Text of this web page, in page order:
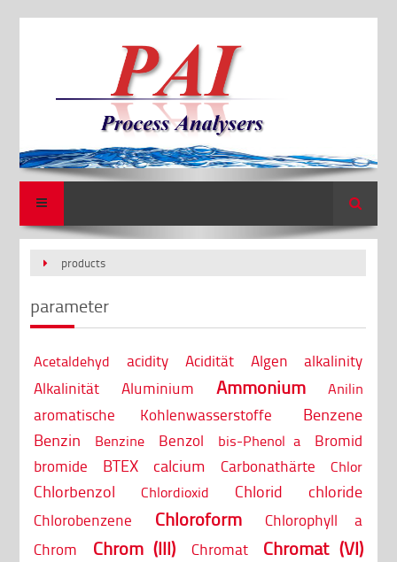
Search
products
parameter
Acetaldehyd acidity Acidität Algen
alkalinity
Alkalinität
Aluminium Ammonium Anilin
aromatische Kohlenwasserstoffe
Benzene
Benzin
Benzine Benzol bis-Phenol a
Bromid
bromide
BTEX calcium Carbonathärte Chlor
Chlorbenzol Chlordioxid Chlorid chloride
Chlorobenzene Chloroform
Chlorophyll a
Chrom
Chrom (III) Chromat Chromat (VI)